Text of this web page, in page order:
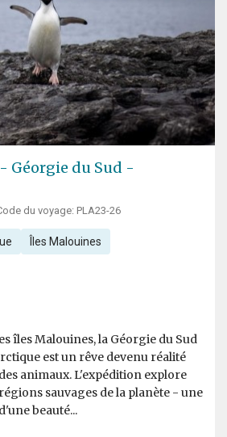
Géorgie du Sud -
du voyage: PLA23-26
Îles Malouines
îles Malouines, la Géorgie du Sud
est un rêve devenu réalité
animaux. L'expédition explore
sauvages de la planète - une
beauté...